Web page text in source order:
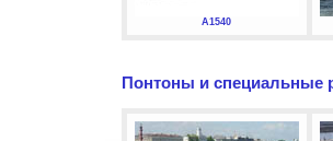
А1540
Понтоны и специальные